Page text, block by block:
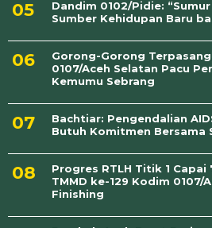
Dandim 0102/Pidie:
Sumber Kehidupan Baru
Gorong-Gorong
0107/Aceh Selatan Pacu
Kemumu Sebrang
Bachtiar: Pengendalian
Butuh Komitmen Bersama
Progres RTLH Titik 1 Capai
TMMD ke-129 Kodim 0107/
Finishing